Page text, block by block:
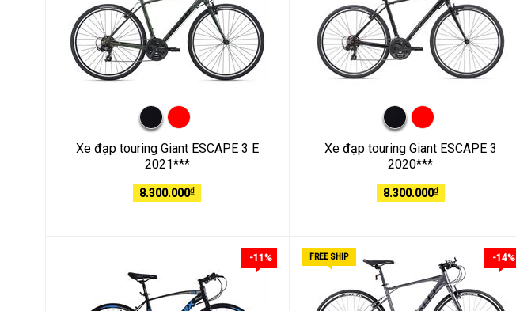
Xe đạp touring Giant ESCAPE 3 E
2021***
8.300.000₫
Xe đạp touring Giant ESCAPE 3
2020***
8.300.000₫
-11% -14%
FREE SHIP